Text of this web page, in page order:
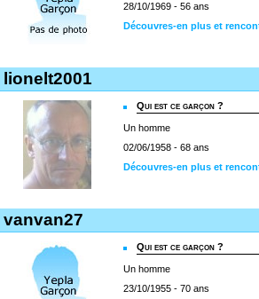
28/10/1969 - 56 ans
Découvres-en plus et
lionelt2001
Qui est ce garçon ?
Un homme
02/06/1958 - 68 ans
Découvres-en plus et
vanvan27
Qui est ce garçon ?
Un homme
23/10/1955 - 70 ans